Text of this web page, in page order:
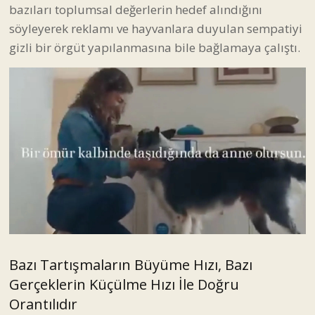
bazıları toplumsal değerlerin hedef alındığını
söyleyerek reklamı ve hayvanlara duyulan sempatiyi
gizli bir örgüt yapılanmasına bile bağlamaya çalıştı.
Bazı Tartışmaların Büyüme Hızı, Bazı
Gerçeklerin Küçülme Hızı İle Doğru
Orantılıdır